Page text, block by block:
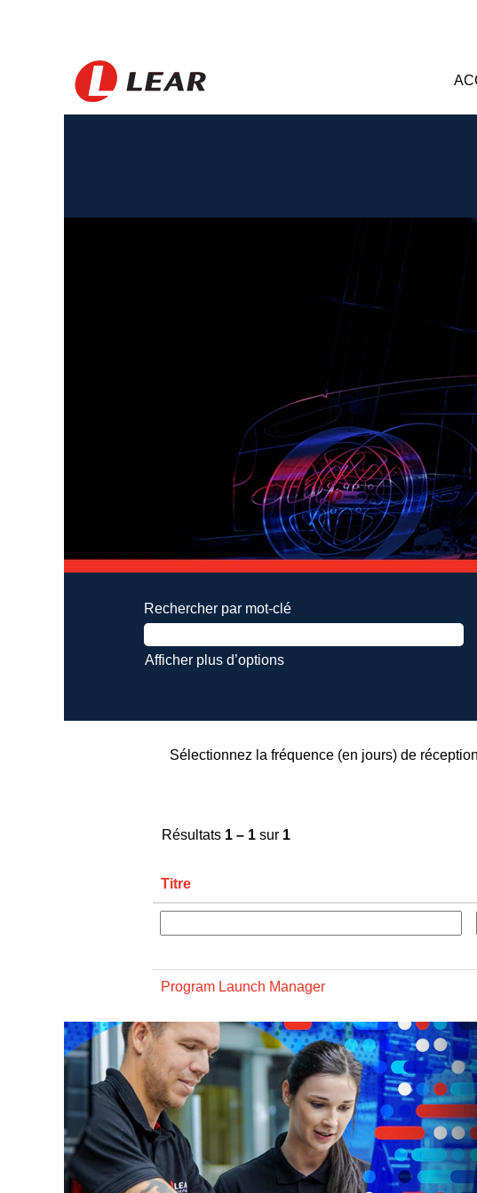
Rechercher par mot-clé
Afficher plus d’options
Sélectionnez la fréquence (en jours) de
Résultats 1 – 1 sur 1
Titre
Program Launch Manager